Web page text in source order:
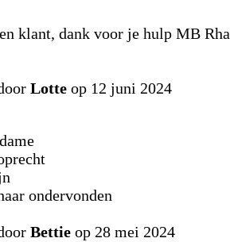
klant, dank voor je hulp MB
Lotte op 12 juni 2024
ondervonden
Bettie op 28 mei 2024